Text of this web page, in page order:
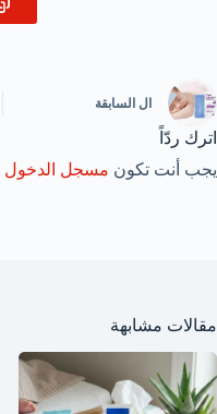
ال السابقة
اترك ردّاً
يجب أنت تكون مسجل الدخول
مقالات مشابهة